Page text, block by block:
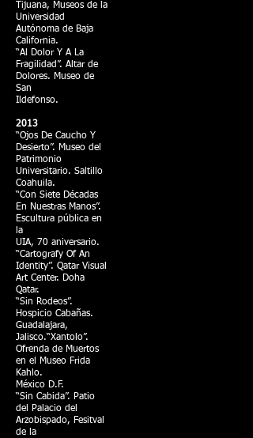
Tijuana, Museos de la
Universidad
Autónoma de Baja
California.
“Al Dolor Y A La
Fragilidad”. Altar de
Dolores. Museo de
San
Ildefonso.
2013
“Ojos De Caucho Y
Desierto”. Museo del
Patrimonio
Universitario. Saltillo
Coahuila.
“Con Siete Décadas
En Nuestras Manos”.
Escultura pública en
la
UIA, 70 aniversario.
“Cartografy Of An
Identity”. Qatar Visual
Art Center. Doha
Qatar.
“Sin Rodeos”.
Hospicio Cabañas.
Guadalajara,
Jalisco.“Xantolo”.
Ofrenda de Muertos
en el Museo Frida
Kahlo.
México D.F.
“Sin Cabida”. Patio
del Palacio del
Arzobispado, Fesitval
de la